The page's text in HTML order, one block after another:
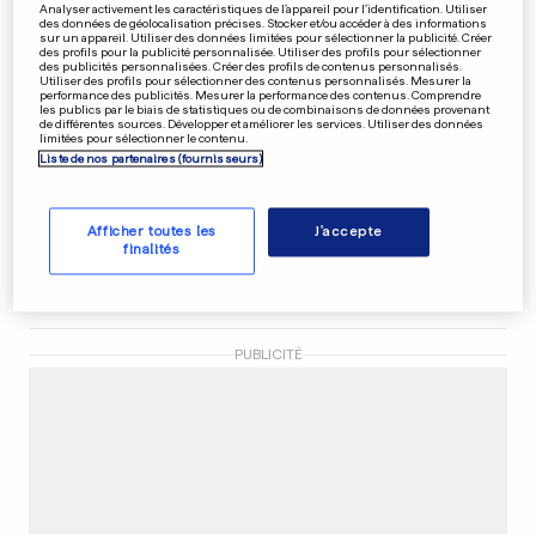
VÉHICULES AUTONOMES
Les navettes encore dans
une phase d’adaptation
0 0
Une application sera
consacrée à David Bowie
PUBLICITÉ
Analyser activement les caractéristiques de l’appareil pour l’identification. Utiliser
des données de géolocalisation précises. Stocker et/ou accéder à des informations
sur un appareil. Utiliser des données limitées pour sélectionner la publicité. Créer
des profils pour la publicité personnalisée. Utiliser des profils pour sélectionner
des publicités personnalisées. Créer des profils de contenus personnalisés.
Utiliser des profils pour sélectionner des contenus personnalisés. Mesurer la
performance des publicités. Mesurer la performance des contenus. Comprendre
les publics par le biais de statistiques ou de combinaisons de données provenant
de différentes sources. Développer et améliorer les services. Utiliser des données
limitées pour sélectionner le contenu.
Liste de nos partenaires (fournisseurs)
Afficher toutes les
finalités
J'accepte